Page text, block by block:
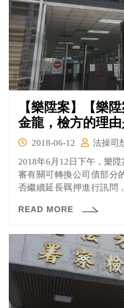
【樂陞案】【樂
金龍，檢方的理
2018-06-12
法操司
2018年6月12日下午，樂
審有關可轉換公司債部分
否繼續延長羈押進行訊問
READ MORE